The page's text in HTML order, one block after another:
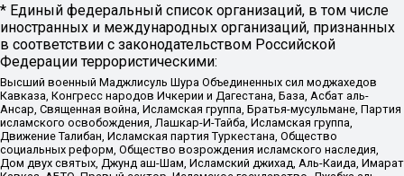
* Единый федеральный список организаций, в том числе
иностранных и международных организаций, признанных
в соответствии с законодательством Российской
Федерации террористическими:
Высший военный Маджлисуль Шура Объединенных сил моджахедов
Кавказа, Конгресс народов Ичкерии и Дагестана, База, Асбат аль-
Ансар, Священная война, Исламская группа, Братья-мусульмане, Партия
исламского освобождения, Лашкар-И-Тайба, Исламская группа,
Движение Талибан, Исламская партия Туркестана, Общество
социальных реформ, Общество возрождения исламского наследия,
Дом двух святых, Джунд аш-Шам, Исламский джихад, Аль-Каида, Имарат